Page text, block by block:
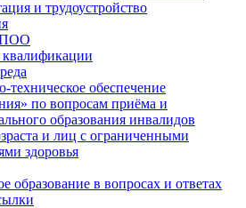
и трудоустройство
техническое обеспечение
по вопросам приёма и
образования инвалидов
и лиц с ограниченными
здоровья
образование в вопросах и ответах